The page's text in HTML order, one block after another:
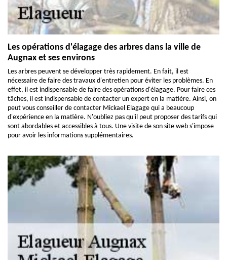
Les opérations d'élagage des arbres dans la ville de
Augnax et ses environs
Les arbres peuvent se développer très rapidement. En fait, il est
nécessaire de faire des travaux d'entretien pour éviter les problèmes. En
effet, il est indispensable de faire des opérations d'élagage. Pour faire ces
tâches, il est indispensable de contacter un expert en la matière. Ainsi, on
peut vous conseiller de contacter Mickael Elagage qui a beaucoup
d'expérience en la matière. N'oubliez pas qu'il peut proposer des tarifs qui
sont abordables et accessibles à tous. Une visite de son site web s'impose
pour avoir les informations supplémentaires.